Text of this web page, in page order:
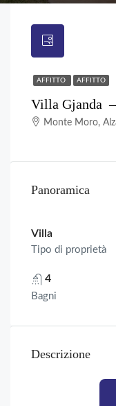
AFFITTO AFFITTO
Villa Gjanda
Monte Moro, Alzachèna/
Panoramica
Villa
Tipo di proprietà
4
Bagni
Descrizione